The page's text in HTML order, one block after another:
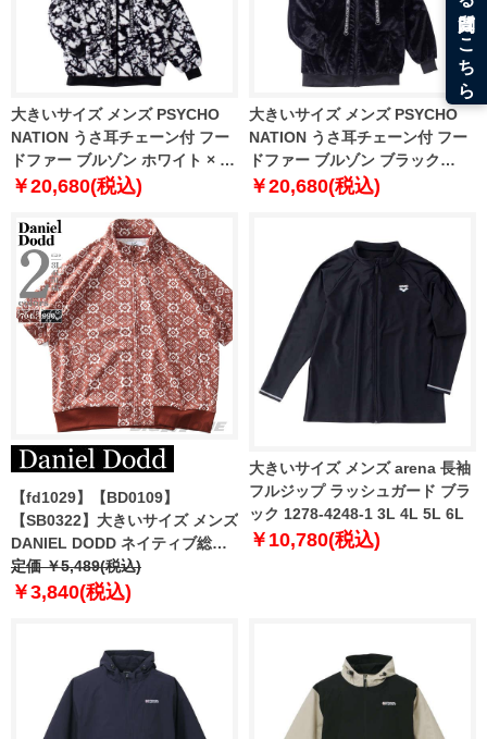
大きいサイズ メンズ PSYCHO
NATION うさ耳チェーン付 フー
ドファー ブルゾン ホワイト × ブ
ラック 1278-4306-1 3L 4L 5L
￥20,680(税込)
大きいサイズ メンズ PSYCHO
NATION うさ耳チェーン付 フー
ドファー ブルゾン ブラック
1278-4306-2 3L 4L 5L 6L
￥20,680(税込)
【fd1029】【BD0109】
【SB0322】大きいサイズ メンズ
DANIEL DODD ネイティブ総柄
ジャガード スタンドカラー フル
ジップ 半袖 ブルゾン 846-
定価 ￥5,489(税込)
￥3,840(税込)
大きいサイズ メンズ arena 長袖
フルジップ ラッシュガード ブラ
ック 1278-4248-1 3L 4L 5L 6L
￥10,780(税込)